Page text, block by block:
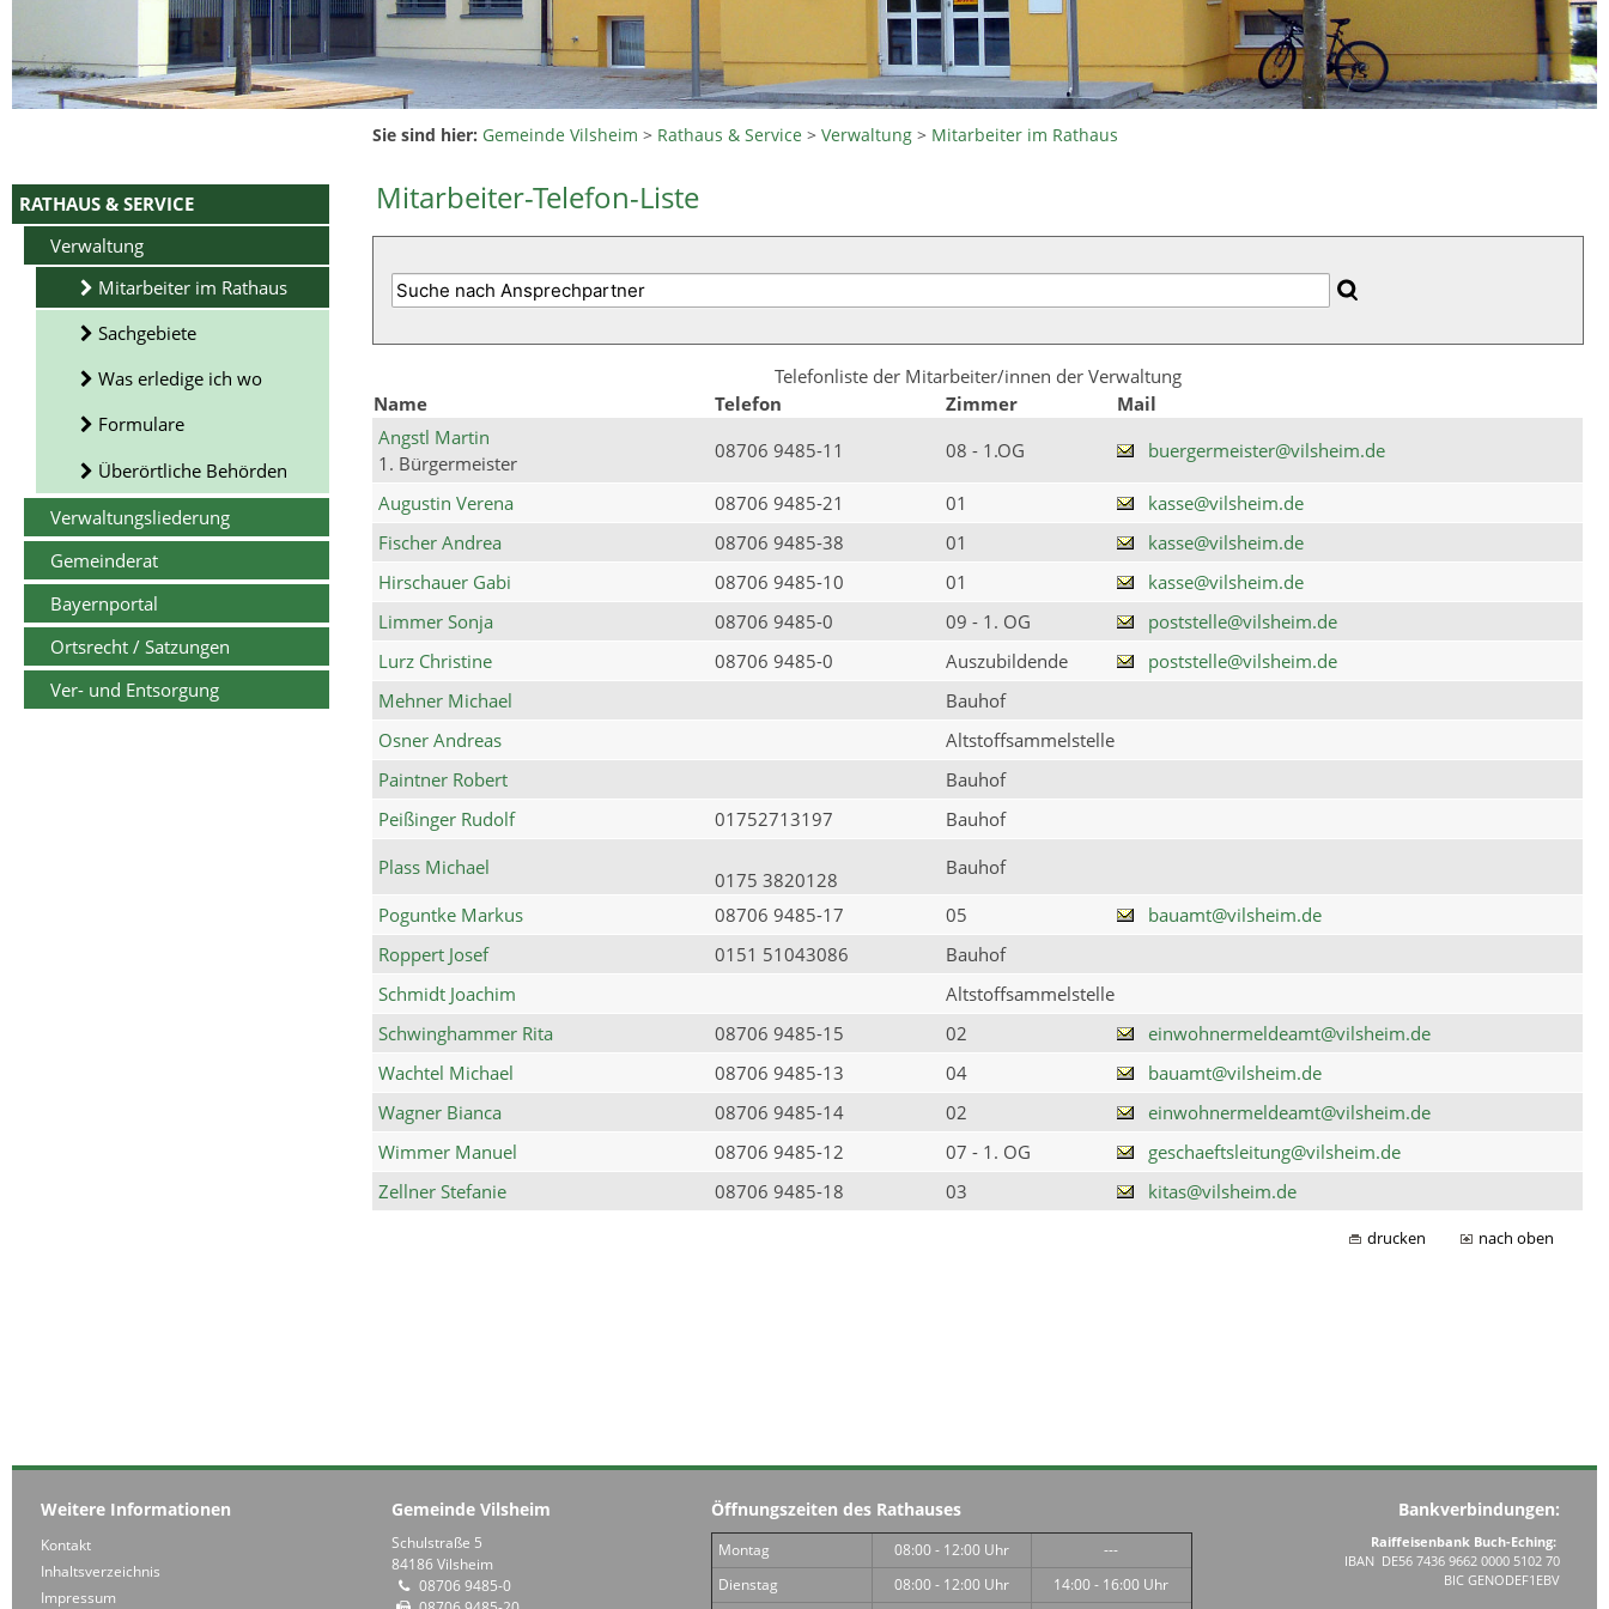
RATHAUS & SERVICE
Verwaltung
Mitarbeiter im Rathaus
Sachgebiete
Was erledige ich wo
Formulare
Überörtliche Behörden
Verwaltungsliederung
Gemeinderat
Bayernportal
Ortsrecht / Satzungen
Ver- und Entsorgung
Sie sind hier: Gemeinde Vilsheim > Rathaus & Service >Verwaltung > Mitarbeiter im Rathaus
Mitarbeiter-Telefon-Liste
Telefonliste der Mitarbeiter/innen der Verwaltung
Name
Telefon Zimmer
Mail
Angstl Martin
1. Bürgermeister
08706 9485-11 08 - 1.OG buergermeister@vilsheim.de
Augustin Verena 08706 9485-21 01
kasse@vilsheim.de
Fischer Andrea
08706 9485-38 01
kasse@vilsheim.de
Hirschauer Gabi
08706 9485-10 01
kasse@vilsheim.de
Limmer Sonja
08706 9485-0 09 - 1. OG
poststelle@vilsheim.de
Lurz Christine
08706 9485-0 Auszubildende
poststelle@vilsheim.de
Mehner Michael
Bauhof
Osner Andreas
Altstoffsammelstelle
Paintner Robert
Bauhof
Peißinger Rudolf
01752713197
Bauhof
Plass Michael
0175 3820128
Bauhof
Poguntke Markus
08706 9485-17 05
bauamt@vilsheim.de
Roppert Josef
0151 51043086
Bauhof
Schmidt Joachim
Altstoffsammelstelle
Schwinghammer Rita
08706 9485-15 02
einwohnermeldeamt@vilsheim.de
Wachtel Michael
08706 9485-13 04
bauamt@vilsheim.de
Wagner Bianca
08706 9485-14 02
einwohnermeldeamt@vilsheim.de
Wimmer Manuel
08706 9485-12 07 - 1. OG
geschaeftsleitung@vilsheim.de
Zellner Stefanie
08706 9485-18 03 kitas@vilsheim.de
drucken nach oben
Weitere Informationen
Kontakt
Inhaltsverzeichnis
Impressum
Gemeinde Vilsheim
Schulstraße 5
84186 Vilsheim
08706 9485-0
Öffnungszeiten des Rathauses
Montag 08:00 - 12:00 Uhr
---
Dienstag
08:00 - 12:00 Uhr
14:00 - 16:00 Uhr
Bankverbindungen:
Raiffeisenbank Buch-Eching:
IBAN DE56 7436 9662 0000 5102 70
BIC GENODEF1EBV